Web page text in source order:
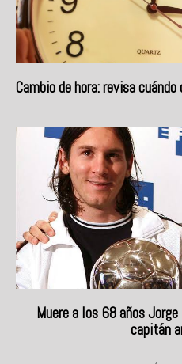
Cambio de hora: revisa
Muere a los 68 años
capitán